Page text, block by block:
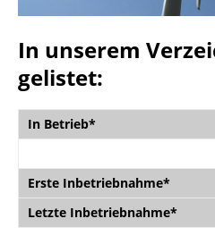
In unserem
gelistet:
In Betrieb*
Erste Inbetriebnahme*
Letzte Inbetriebnahme*